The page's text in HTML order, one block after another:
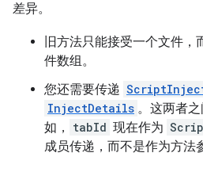
差异。
旧方法只能接受一个文件
件数组。
您还需要传递
InjectDetails 。这两者
如，
tabId 现在作为
成员传递，而不是作为方法